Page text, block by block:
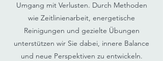
Umgang mit Verlusten. Durch Methoden
wie Zeitlinienarbeit, energetische
Reinigungen und gezielte Übungen
unterstützen wir Sie dabei, innere Balance
und neue Perspektiven zu entwickeln.